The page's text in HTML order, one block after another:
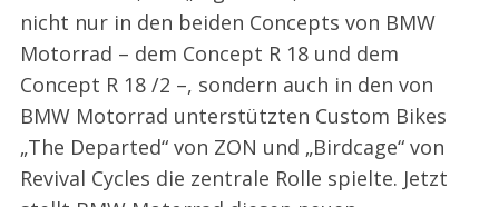
nicht nur in den beiden Concepts von BMW
Motorrad – dem Concept R 18 und dem
Concept R 18 /2 –, sondern auch in den von
BMW Motorrad unterstützten Custom Bikes
„The Departed“ von ZON und „Birdcage“ von
Revival Cycles die zentrale Rolle spielte. Jetzt